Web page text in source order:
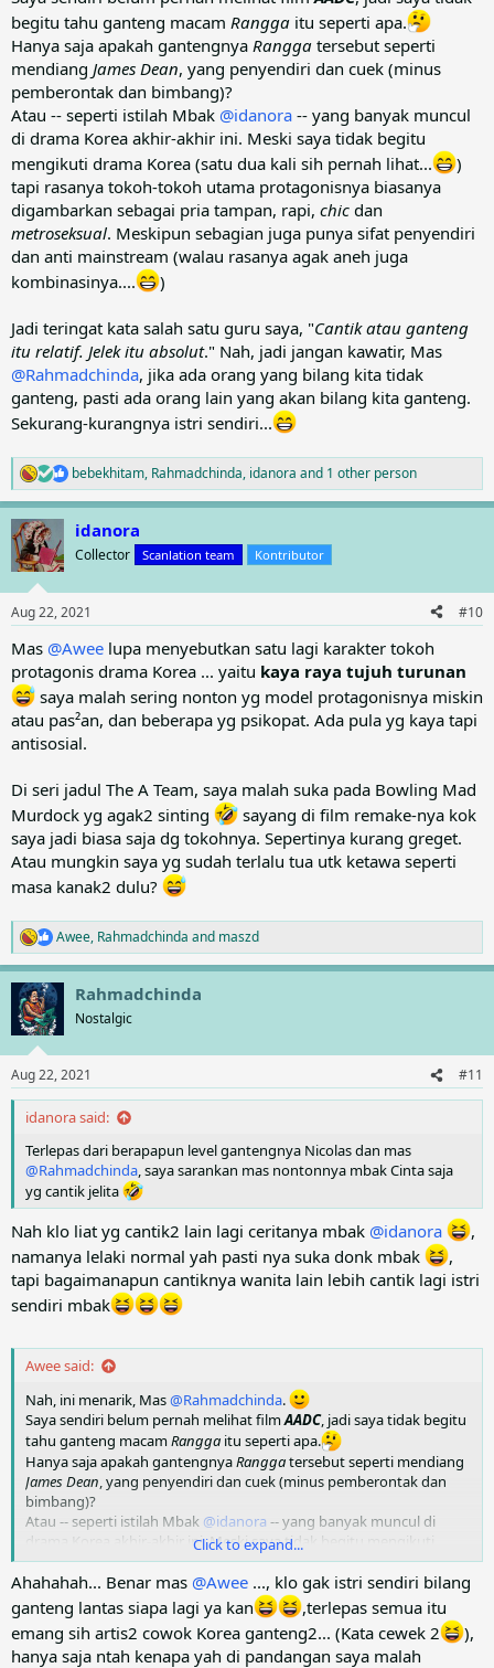
begitu tahu ganteng macam Rangga itu seperti apa.
Hanya saja apakah gantengnya Rangga tersebut seperti
mendiang James Dean, yang penyendiri dan cuek (minus
pemberontak dan bimbang)?
Atau -- seperti istilah Mbak @idanora -- yang banyak muncul
di drama Korea akhir-akhir ini. Meski saya tidak begitu
mengikuti drama Korea (satu dua kali sih pernah lihat...
)
tapi rasanya tokoh-tokoh utama protagonisnya biasanya
digambarkan sebagai pria tampan, rapi, chic dan
metroseksual. Meskipun sebagian juga punya sifat penyendiri
dan anti mainstream (walau rasanya agak aneh juga
kombinasinya....
)
Jadi teringat kata salah satu guru saya, "Cantik atau ganteng
itu relatif. Jelek itu absolut." Nah, jadi jangan kawatir, Mas
@Rahmadchinda, jika ada orang yang bilang kita tidak
ganteng, pasti ada orang lain yang akan bilang kita ganteng.
Sekurang-kurangnya istri sendiri...
R
e
a
c
t
i
s
bebekhitam, Rahmadchinda, idanora and 1 other person
idanora
Collector Scanlation team Kontributor
Aug 22, 2021 #10
Mas @Awee lupa menyebutkan satu lagi karakter tokoh
protagonis drama Korea ... yaitu kaya raya tujuh turunan
saya malah sering nonton yg model protagonisnya miskin
atau pas²an, dan beberapa yg psikopat. Ada pula yg kaya tapi
antisosial.
Di seri jadul The A Team, saya malah suka pada Bowling Mad
Murdock yg agak2 sinting
sayang di film remake-nya kok
saya jadi biasa saja dg tokohnya. Sepertinya kurang greget.
Atau mungkin saya yg sudah terlalu tua utk ketawa seperti
masa kanak2 dulu?
R
e
a
c
t
i
s
:
Awee, Rahmadchinda and maszd
Rahmadchinda
Nostalgic
Aug 22, 2021 #11
idanora said:
Terlepas dari berapapun level gantengnya Nicolas dan mas
@Rahmadchinda, saya sarankan mas nontonnya mbak Cinta saja
yg cantik jelita
Nah klo liat yg cantik2 lain lagi ceritanya mbak @idanora
,
namanya lelaki normal yah pasti nya suka donk mbak
,
tapi bagaimanapun cantiknya wanita lain lebih cantik lagi istri
sendiri mbak
Awee said:
Nah, ini menarik, Mas@Rahmadchinda.
Saya sendiri belum pernah melihat filmAADC, jadi saya tidak begitu
tahu ganteng macamRangga itu seperti apa.
Hanya saja apakah gantengnyaRanggatersebut seperti mendiang
James Dean , yang penyendiri dan cuek (minus pemberontak dan
bimbang)?
Atau -- seperti istilah Mbak @idanora -- yang banyak muncul di
drama Korea akhir-akhir ini. Meski saya tidak begitu mengikuti
drama Korea (satu dua kali sih pernah lihat...
) tapi rasanya
tokoh-tokoh utama protagonisnya biasanya digambarkan sebagai
pria tampan, rapi,chic dan metroseksual. Meskipun sebagian juga
punya sifat penyendiri dan anti mainstream (walau rasanya agak
aneh juga kombinasinya....
)
Click to expand...
Ahahahah... Benar mas @Awee ..., klo gak istri sendiri bilang
ganteng lantas siapa lagi ya kan
,terlepas semua itu
emang sih artis2 cowok Korea ganteng2... (Kata cewek 2
),
hanya saja ntah kenapa yah di pandangan saya malah